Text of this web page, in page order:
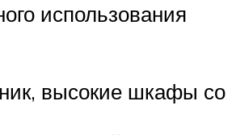
использования
высокие шкафы со